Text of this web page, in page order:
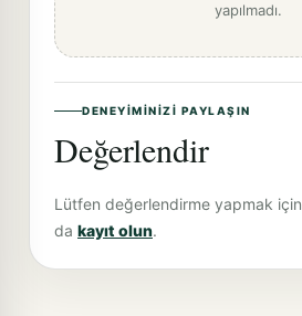
yapılmadı.
DENEYIMINIZI PAYLAŞIN
Değerlendir
Lütfen değerlendirme yapmak için
da kayıt olun.